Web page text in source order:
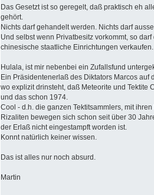
Das Gesetzt ist so geregelt, daß praktisch eh
gehört.
Nichts darf gehandelt werden. Nichts darf
Und selbst wenn Privatbesitz vorkommt, so
chinesische staatliche Einrichtungen verkaufen.
Hulala, ist mir nebenbei ein Zufallsfund
Ein Präsidentenerlaß des Diktators Marcos auf
wo explizit drinsteht, daß Meteorite und Tektite
und das schon 1974.
Cool - d.h. die ganzen Tektitsammlers, mit
Rizaliten bewegen sich schon seit über 30
der Erlaß nicht eingestampft worden ist.
Konnt natürlich keiner wissen.
Das ist alles nur noch absurd.
Martin